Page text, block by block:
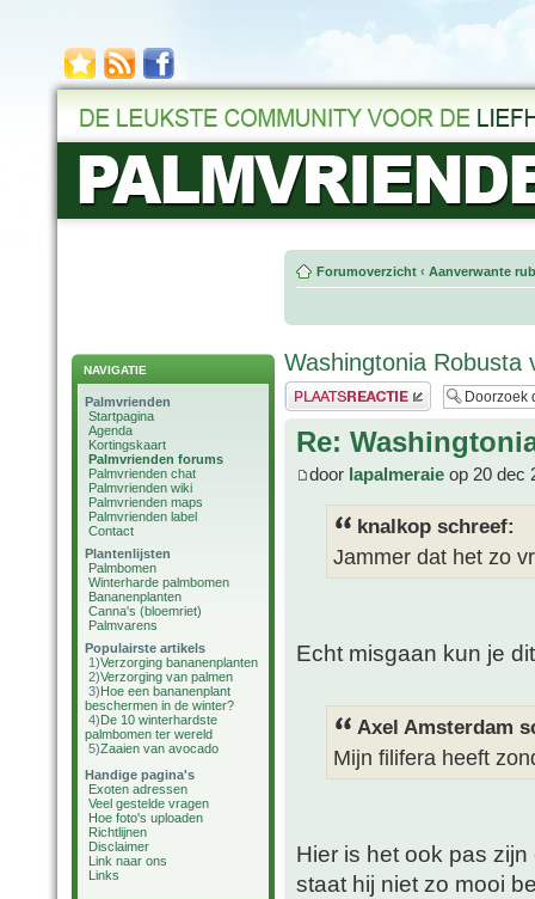
NAVIGATIE
Palmvrienden
Startpagina
Agenda
Kortingskaart
Palmvrienden forums
Palmvrienden chat
Palmvrienden wiki
Palmvrienden maps
Palmvrienden label
Contact
Plantenlijsten
Palmbomen
Winterharde palmbomen
Bananenplanten
Canna's (bloemriet)
Palmvarens
Populairste artikels
1)Verzorging bananenplanten
2)Verzorging van palmen
3)Hoe een bananenplant
beschermen in de winter?
4)De 10 winterhardste
palmbomen ter wereld
5)Zaaien van avocado
Handige pagina's
Exoten adressen
Veel gestelde vragen
Hoe foto's uploaden
Richtlijnen
Disclaimer
Link naar ons
Links
Forumoverzicht ‹ Aanverwante
Washingtonia Robusta
Plaats een reactie
Re:
door lapalmeraie op 20 dec
knalkop schreef:
Jammer dat het zo
Echt misgaan kun je
Axel Amsterdam
Mijn filifera heeft
Hier is het ook pas
staat hij niet zo mooi